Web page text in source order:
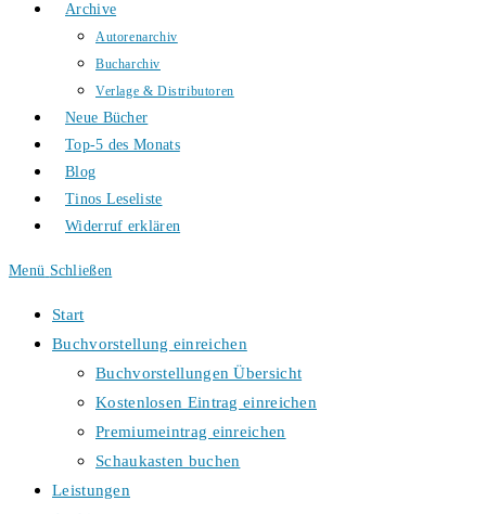
Archive
Autorenarchiv
Bucharchiv
Verlage & Distributoren
Neue Bücher
Top-5 des Monats
Blog
Tinos Leseliste
Widerruf erklären
Menü Schließen
Start
Buchvorstellung einreichen
Buchvorstellungen Übersicht
Kostenlosen Eintrag einreichen
Premiumeintrag einreichen
Schaukasten buchen
Leistungen